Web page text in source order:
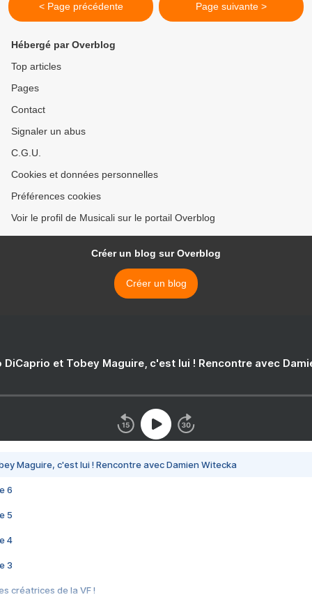
< Page précédente Page suivante >
Hébergé par Overblog
Top articles
Pages
Contact
Signaler un abus
C.G.U.
Cookies et données personnelles
Préférences cookies
Voir le profil de Musicali sur le portail Overblog
Créer un blog sur Overblog
Créer un blog
DiCaprio et Tobey Maguire, c'est lui ! Rencontre avec
Maguire, c'est lui ! Rencontre avec Damien Witecka
6
5
4
3
créatrices de la VF !